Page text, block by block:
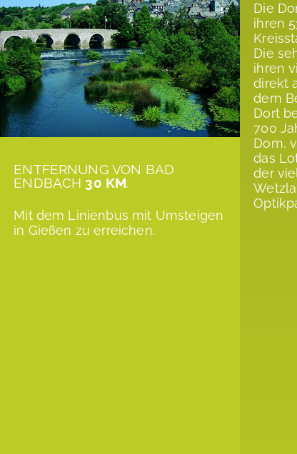
ENTFERNUNG VON BAD
ENDBACH 30 KM.
Mit dem Linienbus mit Umsteigen
in Gießen zu erreichen.
Die
ihren
Die
ihren
direkt
dem
Dort
700
Dom,
das
der